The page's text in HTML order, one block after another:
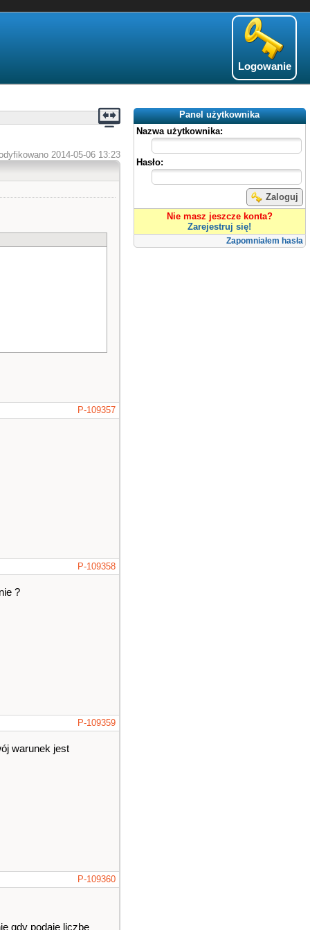
Logowanie
Panel użytkownika
Nazwa użytkownika:
Hasło:
Zaloguj
Nie masz jeszcze konta?
Zarejestruj się!
Zapomniałem hasła
2014-05-06 13:23
P-109357
P-109358
?
P-109359
warunek jest
P-109360
gdy podaje liczbe